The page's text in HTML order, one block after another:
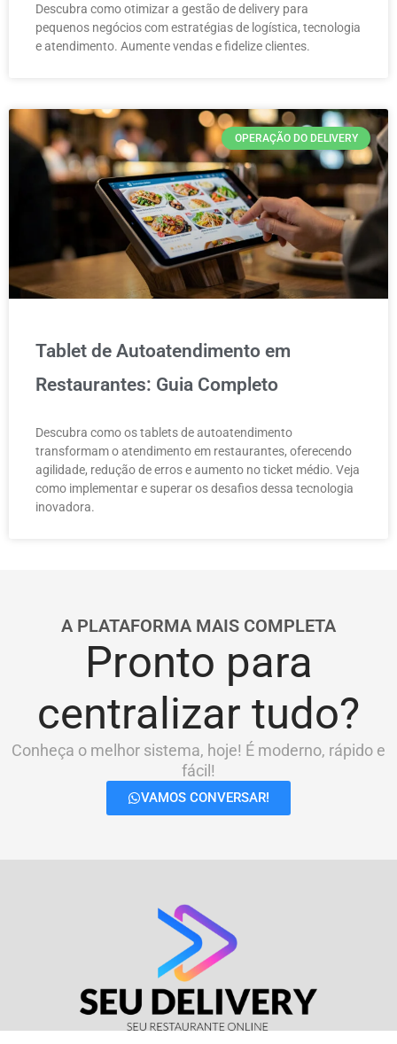
Descubra como otimizar a gestão de delivery para
pequenos negócios com estratégias de logística, tecnologia
e atendimento. Aumente vendas e fidelize clientes.
OPERAÇÃO DO DELIVERY
Tablet de Autoatendimento em
Restaurantes: Guia Completo
Descubra como os tablets de autoatendimento
transformam o atendimento em restaurantes, oferecendo
agilidade, redução de erros e aumento no ticket médio. Veja
como implementar e superar os desafios dessa tecnologia
inovadora.
A PLATAFORMA MAIS COMPLETA
Pronto para
centralizar tudo?
Conheça o melhor sistema, hoje! É moderno, rápido e
fácil!
VAMOS CONVERSAR!